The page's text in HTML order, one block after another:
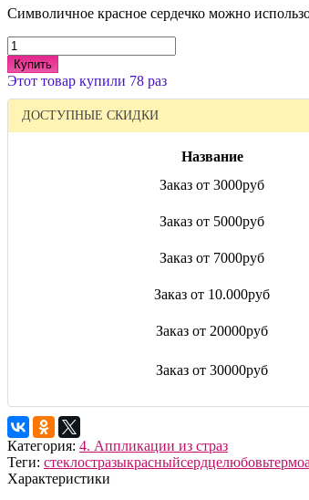
Символичное красное сердечко можно
Купить
Этот товар купили 78 раз
ДОСТУПНЫЕ СКИДКИ
Название
Заказ от 3000руб
Заказ от 5000руб
Заказ от 7000руб
Заказ от 10.000руб
Заказ от 20000руб
Заказ от 30000руб
Категория: 4. Аппликации из страз
Теги: стеклостразыкрасныйсердцелюбовь
Характеристики